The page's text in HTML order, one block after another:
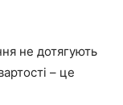
не дотягують
– це